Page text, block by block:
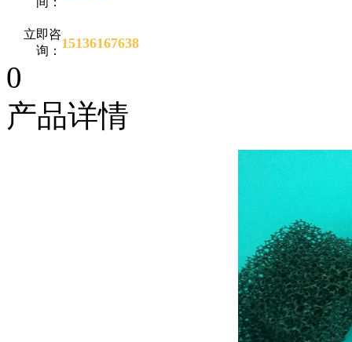
立即咨
询： 15136167638
0
产品详情